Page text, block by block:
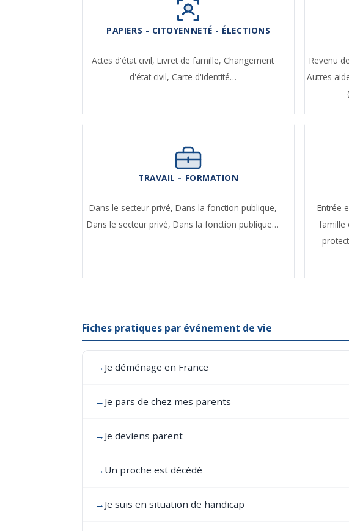
PAPIERS - CITOYENNETÉ - ÉLECTIONS
Actes d'état civil,Livret de famille, Changement
d'état civil, Carte d'identité…
Revenu
Autres
TRAVAIL - FORMATION
Dans le secteur privé, Dans la fonction publique,
Dans le secteur privé,Dans la fonction publique…
Entrée
famille
Fiches pratiques par événement de vie
→ Je déménage en France
→ Je pars de chez mes parents
→ Je deviens parent
→ Un proche est décédé
→ Je suis en situation de handicap